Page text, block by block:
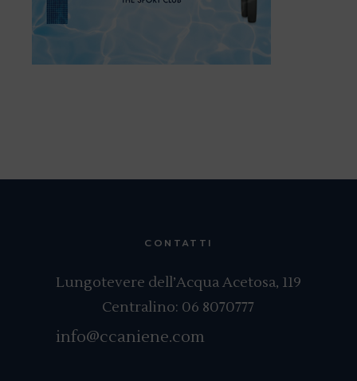
CONTATTI
Lungotevere dell’Acqua Acetosa, 119
Centralino: 06 8070777
info@ccaniene.com